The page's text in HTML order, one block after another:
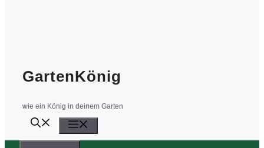
GartenKönig
wie ein König in deinem Garten